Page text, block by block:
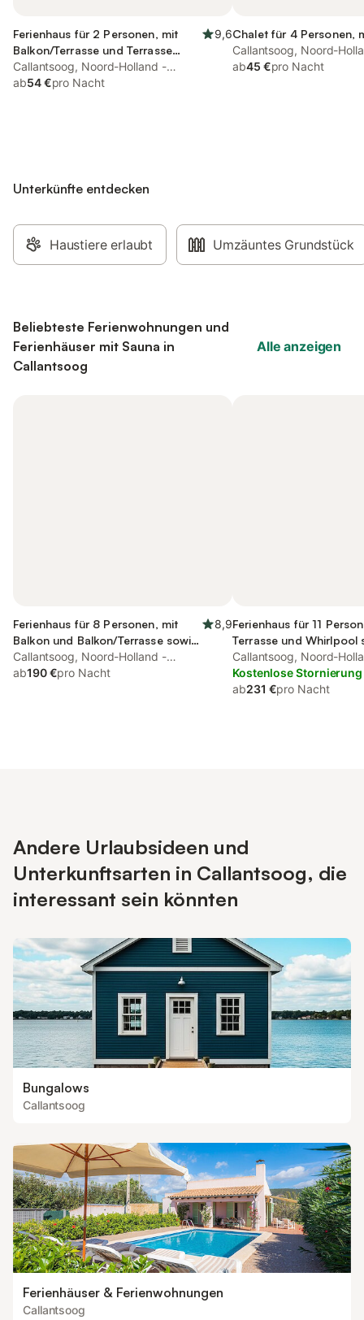
Ferienhaus für 2 Personen, mit
Balkon/Terrasse und Terrasse
sowie Sauna
9,6
Callantsoog, Noord-Holland -
Nordseeküste
ab54 €pro Nacht
Chalet für 4 Personen,
Callantsoog, Noord-
Nordseeküste
ab45 €pro Nacht
Unterkünfte entdecken
Haustiere erlaubt Umzäuntes Grundstück
Beliebteste Ferienwohnungen und
Ferienhäuser mit Sauna in
Callantsoog
Alle anzeigen
Ferienhaus für 8 Personen, mit
Balkon und Balkon/Terrasse sowie
Terrasse und Sauna
8,9
Callantsoog, Noord-Holland -
Nordseeküste
ab190 €pro Nacht
Ferienhaus für 11
Terrasse und Whirlpool
Sauna
Callantsoog, Noord-
Nordseeküste
Kostenlose Stornierung
ab231 €pro Nacht
Andere Urlaubsideen und
Unterkunftsarten in Callantsoog, die
interessant sein könnten
Bungalows
Callantsoog
Ferienhäuser & Ferienwohnungen
Callantsoog